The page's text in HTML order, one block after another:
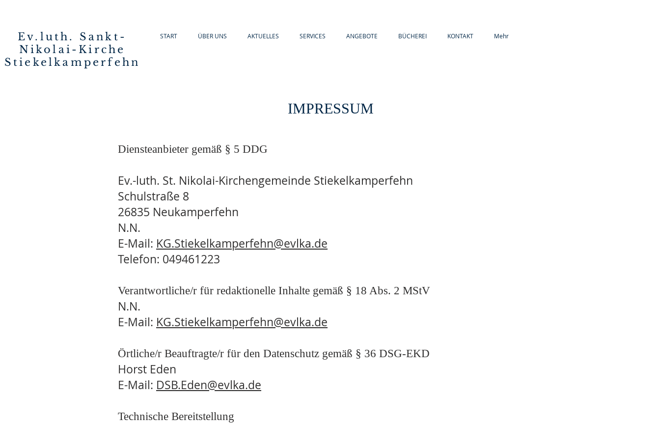
Ev.luth. Sankt-
Nikolai-Kirche
Stiekelkamperfehn
START ÜBER UNS AKTUELLES SERVICES ANGEBOTE BÜCHEREI KONTAKT Mehr
IMPRESSUM
Diensteanbieter gemäß § 5 DDG
Ev.-luth. St. Nikolai-Kirchengemeinde Stiekelkamperfehn
Schulstraße 8
26835 Neukamperfehn
N.N.
E-Mail: KG.Stiekelkamperfehn@evlka.de
Telefon: 049461223
Verantwortliche/r für redaktionelle Inhalte gemäß § 18 Abs. 2 MStV
N.N.
E-Mail: KG.Stiekelkamperfehn@evlka.de
Örtliche/r Beauftragte/r für den Datenschutz gemäß § 36 DSG-EKD
Horst Eden
E-Mail: DSB.Eden@evlka.de
Technische Bereitstellung